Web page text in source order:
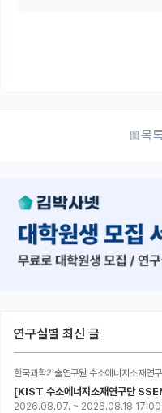
목
연구실별 최신 글
한국과학기술연구원 수소에너지소재
2026.08.07. ~ 2026.08.18 17:00